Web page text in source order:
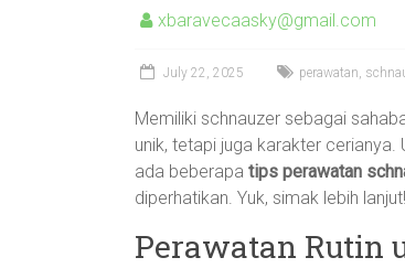
xbaravecaasky@gmail.com
July 22, 2025 perawatan,
Memiliki schnauzer sebagai
unik, tetapi juga karakter
ada beberapa tips perawatan
diperhatikan. Yuk, simak lebih lanjut!
Perawatan Rutin